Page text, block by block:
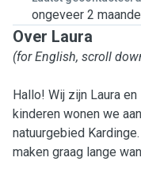
ongeveer 2
Over Laura
(for English, scroll
Hallo! Wij zijn Laura
kinderen wonen we
natuurgebied
maken graag lange